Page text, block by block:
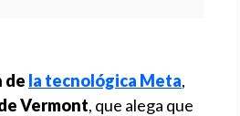
de la tecnológica Meta,
Vermont, que alega que